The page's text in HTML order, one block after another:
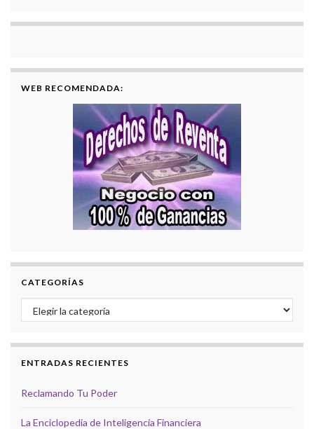
WEB RECOMENDADA:
CATEGORÍAS
Categorías
ENTRADAS RECIENTES
Reclamando Tu Poder
La Enciclopedia de Inteligencia Financiera